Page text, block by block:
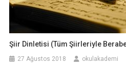
Şiir Dinletisi (Tüm Şiirleriyle
27 Ağustos 2018 okulakademi